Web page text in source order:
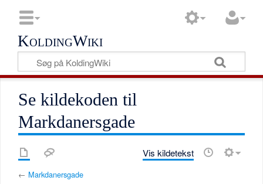
KoldingWiki
Se kildekoden til
Markdanersgade
Vis kildetekst
← Markdanersgade